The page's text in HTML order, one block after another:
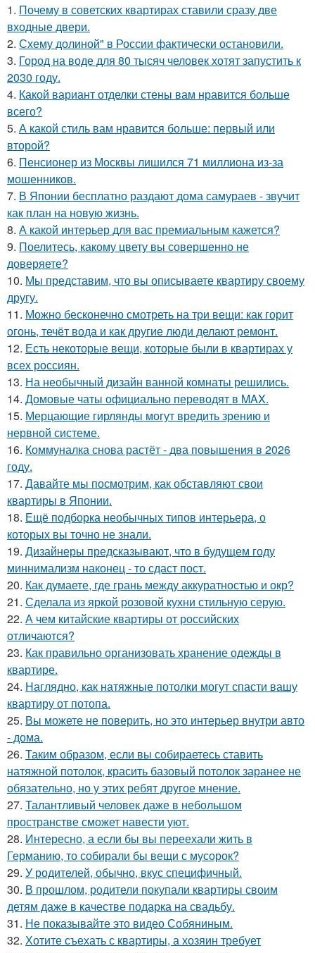
1. Почему в советских квартирах ставили сразу две
входные двери.
2. Схему долиной" в России фактически остановили.
3. Город на воде для 80 тысяч человек хотят запустить к
2030 году.
4. Какой вариант отделки стены вам нравится больше
всего?
5. А какой стиль вам нравится больше: первый или
второй?
6. Пенсионер из Москвы лишился 71 миллиона из-за
мошенников.
7. В Японии бесплатно раздают дома самураев - звучит
как план на новую жизнь.
8. А какой интерьер для вас премиальным кажется?
9. Поелитесь, какому цвету вы совершенно не
доверяете?
10. Мы представим, что вы описываете квартиру своему
другу.
11. Можно бесконечно смотреть на три вещи: как горит
огонь, течёт вода и как другие люди делают ремонт.
12. Есть некоторые вещи, которые были в квартирах у
всех россиян.
13. На необычный дизайн ванной комнаты решились.
14. Домовые чаты официально переводят в MAX.
15. Мерцающие гирлянды могут вредить зрению и
нервной системе.
16. Коммуналка снова растёт - два повышения в 2026
году.
17. Давайте мы посмотрим, как обставляют свои
квартиры в Японии.
18. Ещё подборка необычных типов интерьера, о
которых вы точно не знали.
19. Дизайнеры предсказывают, что в будущем году
миннимализм наконец - то сдаст пост.
20. Как думаете, где грань между аккуратностью и окр?
21. Сделала из яркой розовой кухни стильную серую.
22. А чем китайские квартиры от российских
отличаются?
23. Как правильно организовать хранение одежды в
квартире.
24. Наглядно, как натяжные потолки могут спасти вашу
квартиру от потопа.
25. Вы можете не поверить, но это интерьер внутри авто
- дома.
26. Таким образом, если вы собираетесь ставить
натяжной потолок, красить базовый потолок заранее не
обязательно, но у этих ребят другое мнение.
27. Талантливый человек даже в небольшом
пространстве сможет навести уют.
28. Интересно, а если бы вы переехали жить в
Германию, то собирали бы вещи с мусорок?
29. У родителей, обычно, вкус специфичный.
30. В прошлом, родители покупали квартиры своим
детям даже в качестве подарка на свадьбу.
31. Не показывайте это видео Собяниным.
32. Хотите съехать с квартиры, а хозяин требует